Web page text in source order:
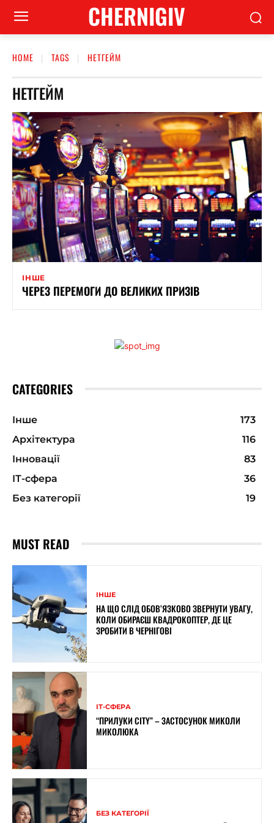
CHERNIGIV
HOME TAGS НЕТГЕЙМ
НЕТГЕЙМ
ІНШЕ
ЧЕРЕЗ ПЕРЕМОГИ ДО ВЕЛИКИХ ПРИЗІВ
CATEGORIES
Інше
173
Архітектура
116
Інновації
83
ІТ-сфера
36
Без категорії
19
MUST READ
ІНШЕ
НА ЩО СЛІД ОБОВ’ЯЗКОВО ЗВЕРНУТИ УВАГУ,
КОЛИ ОБИРАЄШ КВАДРОКОПТЕР, ДЕ ЦЕ
ЗРОБИТИ В ЧЕРНІГОВІ
ІТ-СФЕРА
“ПРИЛУКИ CITY” – ЗАСТОСУНОК МИКОЛИ
МИКОЛЮКА
БЕЗ КАТЕГОРІЇ